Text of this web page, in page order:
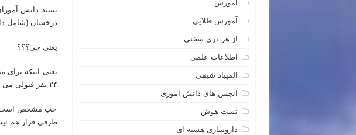
درخشان (شامل
یعنی چی؟؟؟
۲۴ نفر قبولی می تواند مربوط به دانش آموزان دارندگان مدال های نقره و برنز باشد.
خب مشخص است که
طرفی قرار هم
آموزش
آموزش طلایی
از هر دری سخنی
اطلاعات علمی
المپیاد شیمی
انجمن های دانش آموزی
تست هوش
داروسازی هسته ای